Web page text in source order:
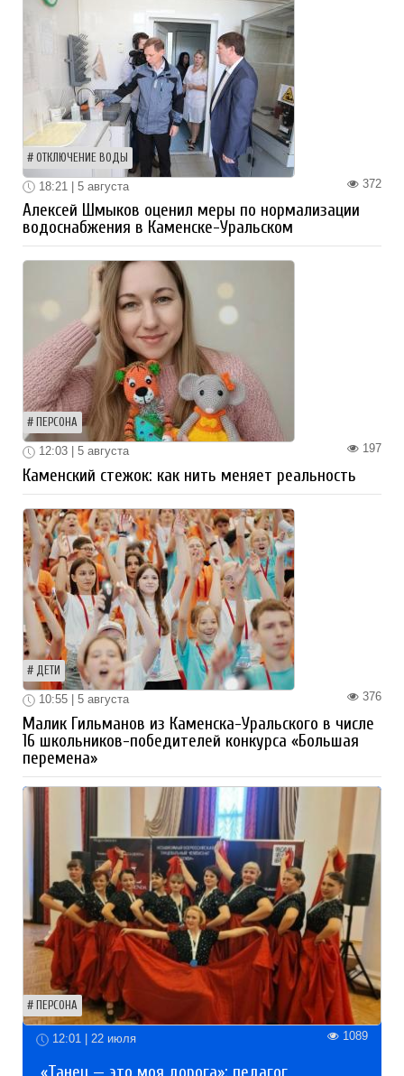
ОТКЛЮЧЕНИЕ ВОДЫ
372
18:21 | 5 августа
Алексей Шмыков оценил меры по нормализации
водоснабжения в Каменске-Уральском
ПЕРСОНА
197
12:03 | 5 августа
Каменский стежок: как нить меняет реальность
ДЕТИ
376
10:55 | 5 августа
Малик Гильманов из Каменска-Уральского в числе
16 школьников-победителей конкурса «Большая
перемена»
ПЕРСОНА
12:01 | 22 июля 1089